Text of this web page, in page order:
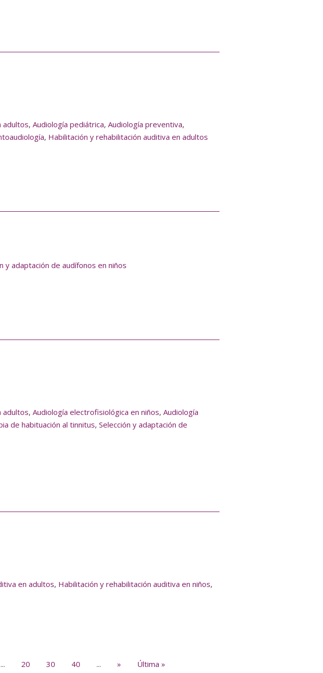
adultos,Audiología pediátrica,Audiología preventiva,
, Habilitación y rehabilitación auditiva en adultos
y adaptación de audífonos en niños
adultos,Audiología electrofisiológica en niños,Audiología
de habituación al tinnitus,Selección y adaptación de
en adultos, Habilitación y rehabilitación auditiva en niños,
... 20 30 40 ... » Última »